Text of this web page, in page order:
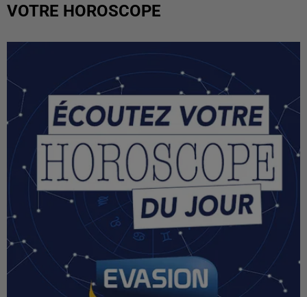
VOTRE HOROSCOPE